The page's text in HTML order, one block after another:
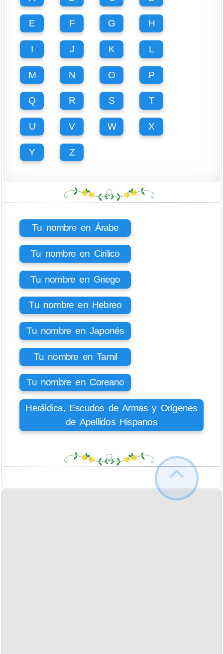
E F G H
I J K L
M N O P
Q R S T
U V W X
Y Z
Tu nombre en Árabe
Tu nombre en Cirílico
Tu nombre en Griego
Tu nombre en Hebreo
Tu nombre en Japonés
Tu nombre en Tamil
Tu nombre en Coreano
Heráldica, Escudos de Armas y Orígenes
de Apellidos Hispanos